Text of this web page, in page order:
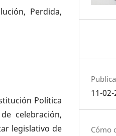
Perdida,
Política
celebración,
legislativo de
11-
Cómo